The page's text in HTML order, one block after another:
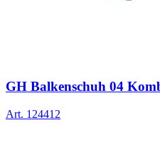
GH Balkenschuh 04
Art. 124412